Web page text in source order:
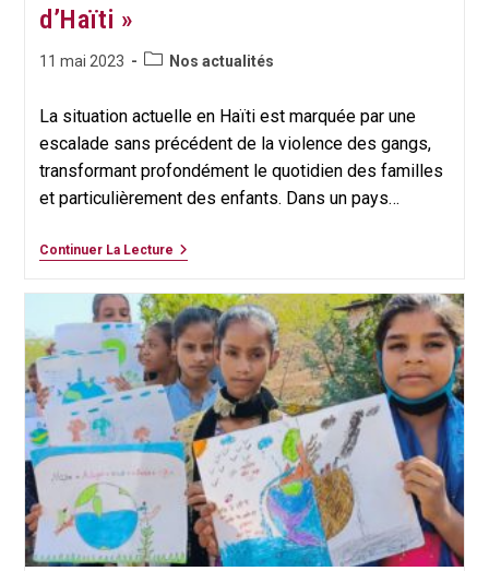
d’Haïti »
Publication
11 mai 2023
PostNos actualités
La situation actuelle en Haïti est marquée par une
escalade sans précédent de la violence des gangs,
transformant profondément le quotidien des familles
et particulièrement des enfants. Dans un pays…
Continuer La Lecture«
Ont
Disparu
Des
Rues
D’Haïti
»